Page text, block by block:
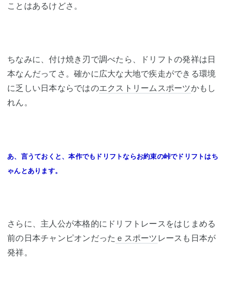
ことはあるけどさ。
ちなみに、付け焼き刃で調べたら、ドリフトの発祥は日
本なんだってさ。確かに広大な大地で疾走ができる環境
に乏しい日本ならではのエクストリームスポーツかもし
れん。
あ、言うておくと、本作でもドリフトならお約束の峠でドリフトはち
ゃんとあります。
さらに、主人公が本格的にドリフトレースをはじまめる
前の日本チャンピオンだった ｅスポーツ レースも日本が
発祥。